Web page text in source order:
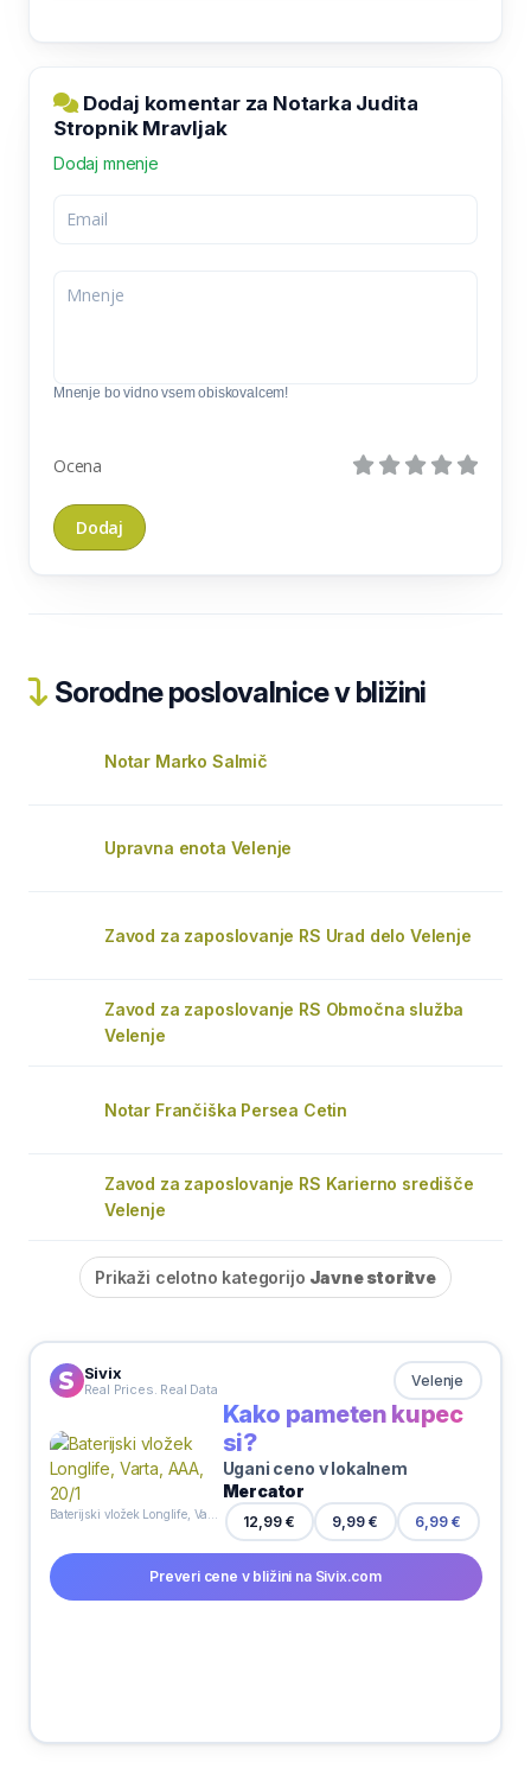
Dodaj komentar za Notarka Judita
Stropnik Mravljak
Dodaj mnenje
Mnenje bo vidno vsem obiskovalcem!
Ocena
Sorodne poslovalnice v bližini
Notar Marko Salmič
Upravna enota Velenje
Zavod za zaposlovanje RS Urad delo Velenje
Zavod za zaposlovanje RS Območna služba
Velenje
Notar Frančiška Persea Cetin
Zavod za zaposlovanje RS Karierno središče
Velenje
Prikaži celotno kategorijo Javne storitve
Sivix
Real Prices. Real Data Velenje
Kako pameten kupec
si?
Ugani ceno v lokalnem
Mercator
12,99 € 9,99 € 6,99 €
Preveri cene v bližini na Sivix.com